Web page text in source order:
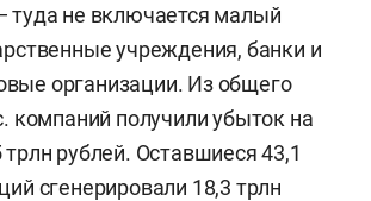
туда не включается малый
учреждения, банки и
организации. Из общего
компаний получили убыток на
рублей. Оставшиеся 43,1
сгенерировали 18,3 трлн